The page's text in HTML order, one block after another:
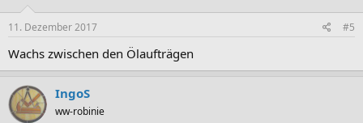
11. Dezember 2017 #5
Wachs zwischen den Ölaufträgen
IngoS
ww-robinie